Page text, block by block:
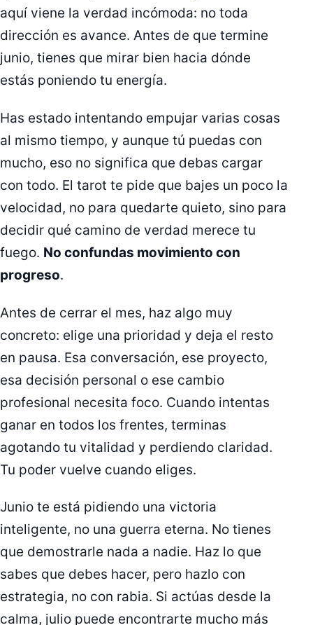
aquí viene la verdad incómoda: no toda
dirección es avance. Antes de que termine
junio, tienes que mirar bien hacia dónde
estás poniendo tu energía.
Has estado intentando empujar varias cosas
al mismo tiempo, y aunque tú puedas con
mucho, eso no significa que debas cargar
con todo. El tarot te pide que bajes un poco la
velocidad, no para quedarte quieto, sino para
decidir qué camino de verdad merece tu
fuego. No confundas movimiento con
progreso.
Antes de cerrar el mes, haz algo muy
concreto: elige una prioridad y deja el resto
en pausa. Esa conversación, ese proyecto,
esa decisión personal o ese cambio
profesional necesita foco. Cuando intentas
ganar en todos los frentes, terminas
agotando tu vitalidad y perdiendo claridad.
Tu poder vuelve cuando eliges.
Junio te está pidiendo una victoria
inteligente, no una guerra eterna. No tienes
que demostrarle nada a nadie. Haz lo que
sabes que debes hacer, pero hazlo con
estrategia, no con rabia. Si actúas desde la
calma, julio puede encontrarte mucho más